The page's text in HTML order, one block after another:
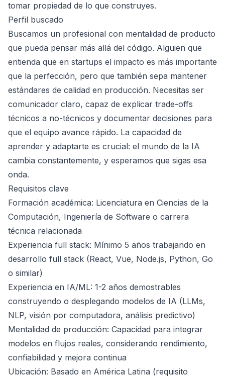
tomar propiedad de lo que construyes.
Perfil buscado
Buscamos un profesional con mentalidad de producto
que pueda pensar más allá del código. Alguien que
entienda que en startups el impacto es más importante
que la perfección, pero que también sepa mantener
estándares de calidad en producción. Necesitas ser
comunicador claro, capaz de explicar trade-offs
técnicos a no-técnicos y documentar decisiones para
que el equipo avance rápido. La capacidad de
aprender y adaptarte es crucial: el mundo de la IA
cambia constantemente, y esperamos que sigas esa
onda.
Requisitos clave
Formación académica: Licenciatura en Ciencias de la
Computación, Ingeniería de Software o carrera
técnica relacionada
Experiencia full stack: Mínimo 5 años trabajando en
desarrollo full stack (React, Vue, Node.js, Python, Go
o similar)
Experiencia en IA/ML: 1-2 años demostrables
construyendo o desplegando modelos de IA (LLMs,
NLP, visión por computadora, análisis predictivo)
Mentalidad de producción: Capacidad para integrar
modelos en flujos reales, considerando rendimiento,
confiabilidad y mejora continua
Ubicación: Basado en América Latina (requisito